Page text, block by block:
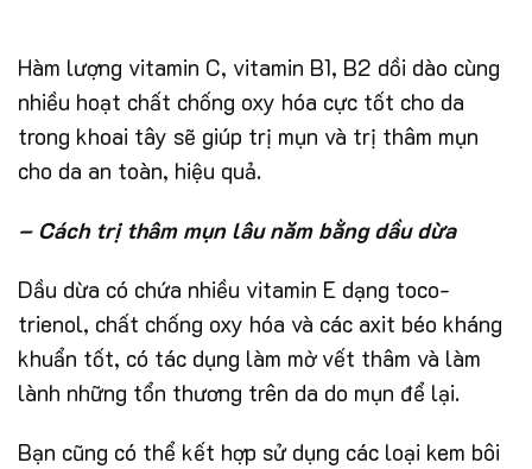
Hàm lượng vitamin C, vitamin B1, B2 dồi dào cùng
nhiều hoạt chất chống oxy hóa cực tốt cho da
trong khoai tây sẽ giúp trị mụn và trị thâm mụn
cho da an toàn, hiệu quả.
– Cách trị thâm mụn lâu năm bằng dầu dừa
Dầu dừa có chứa nhiều vitamin E dạng toco-
trienol, chất chống oxy hóa và các axit béo kháng
khuẩn tốt, có tác dụng làm mờ vết thâm và làm
lành những tổn thương trên da do mụn để lại.
Bạn cũng có thể kết hợp sử dụng các loại kem bôi